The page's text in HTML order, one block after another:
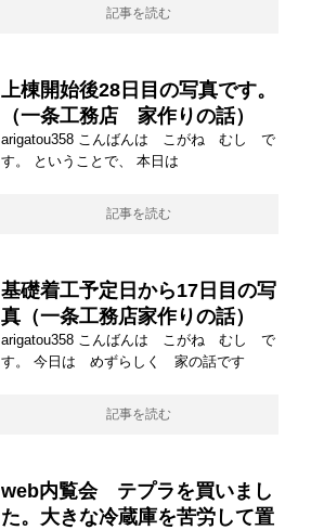
記事を読む
上棟開始後28日目の写真です。
（一条工務店 家作りの話）
arigatou358 こんばんは こがね むし で
す。 ということで、 本日は
記事を読む
基礎着工予定日から17日目の写
真（一条工務店家作りの話）
arigatou358 こんばんは こがね むし で
す。 今日は めずらしく 家の話です
記事を読む
web内覧会 テプラを買いまし
た。大きな冷蔵庫を苦労して置